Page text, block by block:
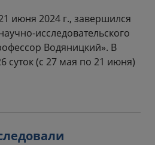
июня 2024 г., завершился
исследовательского
Водяницкий». В
суток (с 27 мая по 21 июня)